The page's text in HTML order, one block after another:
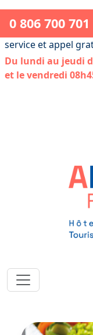
0 806 700 701
service et appel
Du lundi au jeudi
et le vendredi